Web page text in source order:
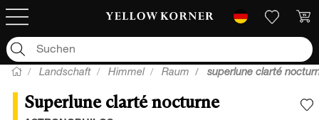
Landschaft Himmel Raum superlune clarté
Superlune clarté nocturne